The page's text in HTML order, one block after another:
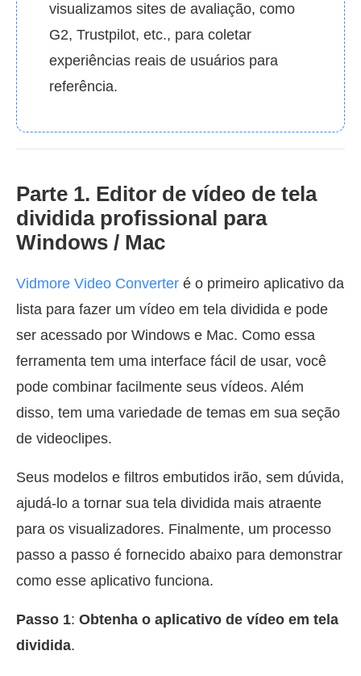
visualizamos sites de avaliação, como
G2, Trustpilot, etc., para coletar
experiências reais de usuários para
referência.
Parte 1. Editor de vídeo de tela
dividida profissional para
Windows / Mac
Vidmore Video Converter é o primeiro aplicativo da
lista para fazer um vídeo em tela dividida e pode
ser acessado por Windows e Mac. Como essa
ferramenta tem uma interface fácil de usar, você
pode combinar facilmente seus vídeos. Além
disso, tem uma variedade de temas em sua seção
de videoclipes.
Seus modelos e filtros embutidos irão, sem dúvida,
ajudá-lo a tornar sua tela dividida mais atraente
para os visualizadores. Finalmente, um processo
passo a passo é fornecido abaixo para demonstrar
como esse aplicativo funciona.
Passo 1: Obtenha o aplicativo de vídeo em tela
dividida.